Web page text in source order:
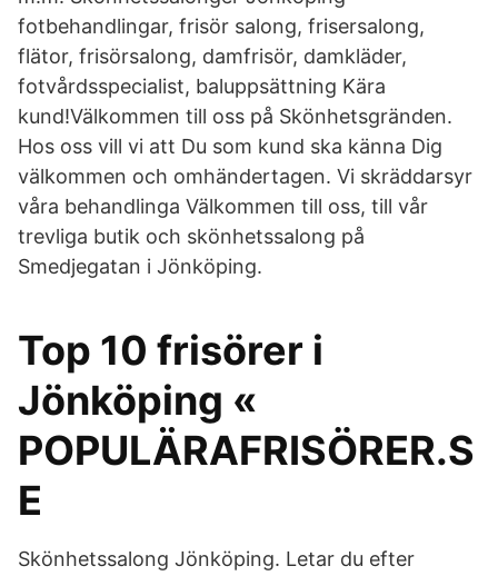
fotbehandlingar, frisör salong, frisersalong,
flätor, frisörsalong, damfrisör, damkläder,
fotvårdsspecialist, baluppsättning Kära
kund!Välkommen till oss på Skönhetsgränden.
Hos oss vill vi att Du som kund ska känna Dig
välkommen och omhändertagen. Vi skräddarsyr
våra behandlinga Välkommen till oss, till vår
trevliga butik och skönhetssalong på
Smedjegatan i Jönköping.
Top 10 frisörer i
Jönköping «
POPULÄRAFRISÖRER.S
E
Skönhetssalong Jönköping. Letar du efter